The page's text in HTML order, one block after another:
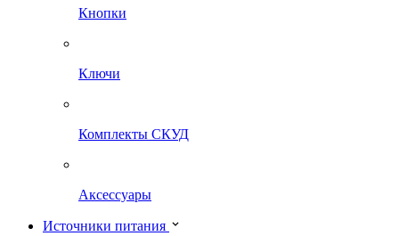
Кнопки
Ключи
Комплекты СКУД
Аксессуары
Источники питания